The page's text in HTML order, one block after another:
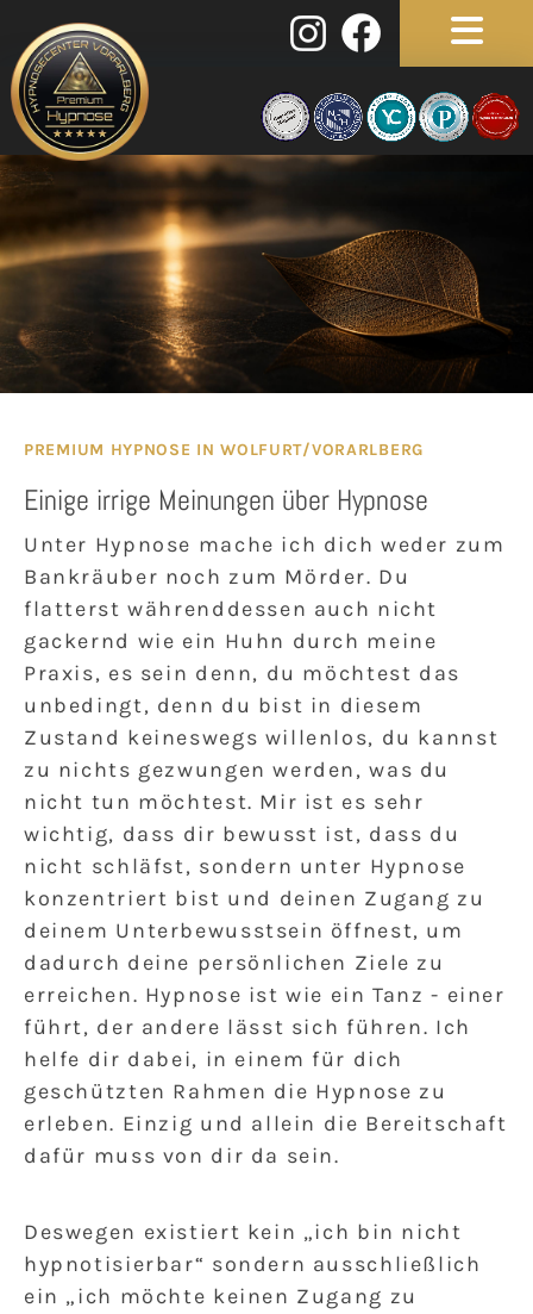
PREMIUM HYPNOSE IN WOLFURT/VORARLBERG
Einige irrige Meinungen über Hypnose
Unter Hypnose mache ich dich weder zum
Bankräuber noch zum Mörder. Du
flatterst währenddessen auch nicht
gackernd wie ein Huhn durch meine
Praxis, es sein denn, du möchtest das
unbedingt, denn du bist in diesem
Zustand keineswegs willenlos, du kannst
zu nichts gezwungen werden, was du
nicht tun möchtest. Mir ist es sehr
wichtig, dass dir bewusst ist, dass du
nicht schläfst, sondern unter Hypnose
konzentriert bist und deinen Zugang zu
deinem Unterbewusstsein öffnest, um
dadurch deine persönlichen Ziele zu
erreichen. Hypnose ist wie ein Tanz - einer
führt, der andere lässt sich führen. Ich
helfe dir dabei, in einem für dich
geschützten Rahmen die Hypnose zu
erleben. Einzig und allein die Bereitschaft
dafür muss von dir da sein.
Deswegen existiert kein „ich bin nicht
hypnotisierbar“ sondern ausschließlich
ein „ich möchte keinen Zugang zu